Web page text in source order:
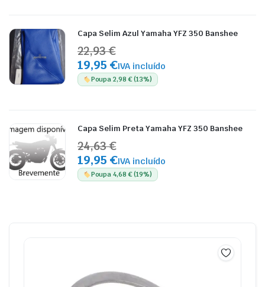
Capa Selim Azul Yamaha YFZ 350 Banshee
22,93 €
19,95 €IVA incluído
Poupa 2,98 € (13%)
Capa Selim Preta Yamaha YFZ 350 Banshee
24,63 €
19,95 €IVA incluído
Poupa 4,68 € (19%)